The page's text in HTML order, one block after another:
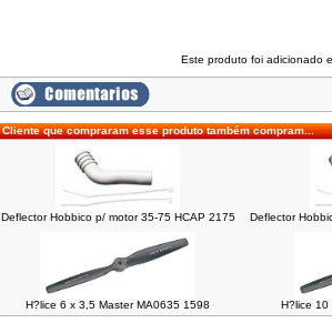
Este produto foi adicionado
Cliente que compraram esse produto também compram...
Deflector Hobbico p/ motor 35-75 HCAP 2175 Deflector
H?lice 6 x 3,5 Master MA0635 1598 H?lice 10